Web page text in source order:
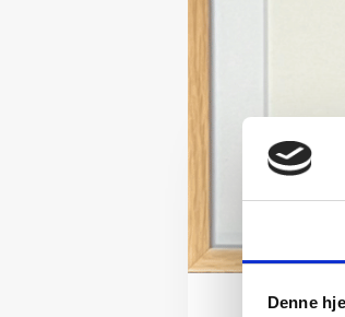
Denne